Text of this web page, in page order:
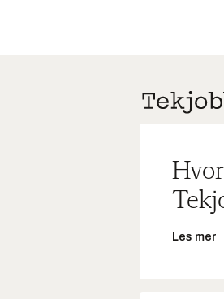
Les mer